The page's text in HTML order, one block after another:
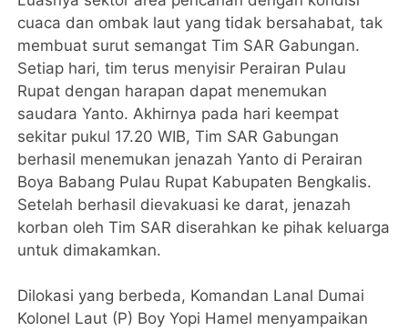
cuaca dan ombak laut yang tidak bersahabat, tak
membuat surut semangat Tim SAR Gabungan.
Setiap hari, tim terus menyisir Perairan Pulau
Rupat dengan harapan dapat menemukan
saudara Yanto. Akhirnya pada hari keempat
sekitar pukul 17.20 WIB, Tim SAR Gabungan
berhasil menemukan jenazah Yanto di Perairan
Boya Babang Pulau Rupat Kabupaten Bengkalis.
Setelah berhasil dievakuasi ke darat, jenazah
korban oleh Tim SAR diserahkan ke pihak keluarga
untuk dimakamkan.
Dilokasi yang berbeda, Komandan Lanal Dumai
Kolonel Laut (P) Boy Yopi Hamel menyampaikan